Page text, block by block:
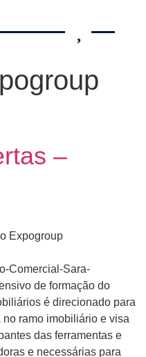
–
Expogroup
Comercial-Sara-
de formação do
é direcionado para
ramo imobiliário e visa
das ferramentas e
e necessárias para